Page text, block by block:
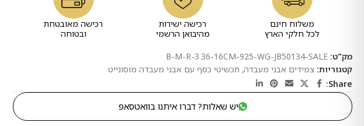
משלוח חינם
לכל חלקי הארץ
רכישה ישירות
מהיבואן הרשמי
רכישה מאובטחת
ובטוחה
מק"ט: B-M-R-3.36-16CM-925-WG-JB50134-SALE
קטגוריות: צמידים אבני מעבדה, תכשיטי כסף עם אבני מעבדה מוסונייט
Share:
יש שאלות? דברו איתנו בוואטסאפ